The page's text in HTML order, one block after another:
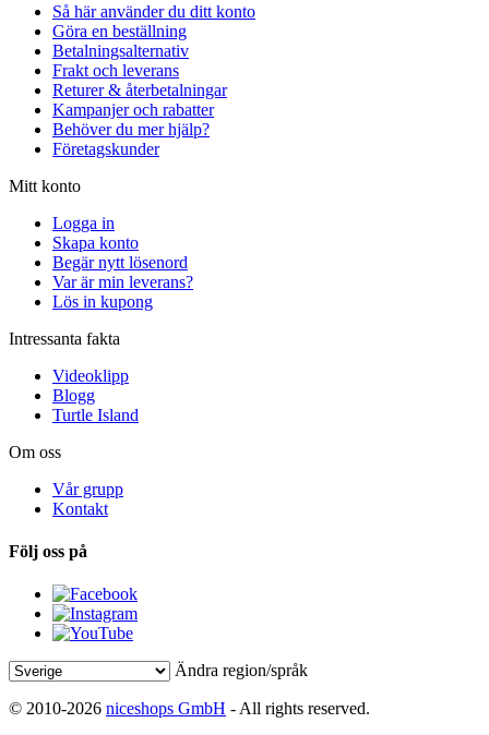
Så här använder du ditt konto
Göra en beställning
Betalningsalternativ
Frakt och leverans
Returer & återbetalningar
Kampanjer och rabatter
Behöver du mer hjälp?
Företagskunder
Mitt konto
Logga in
Skapa konto
Begär nytt lösenord
Var är min leverans?
Lös in kupong
Intressanta fakta
Videoklipp
Blogg
Turtle Island
Om oss
Vår grupp
Kontakt
Följ oss på
Ändra region/språk
© 2010-2026 niceshops GmbH - All rights reserved.